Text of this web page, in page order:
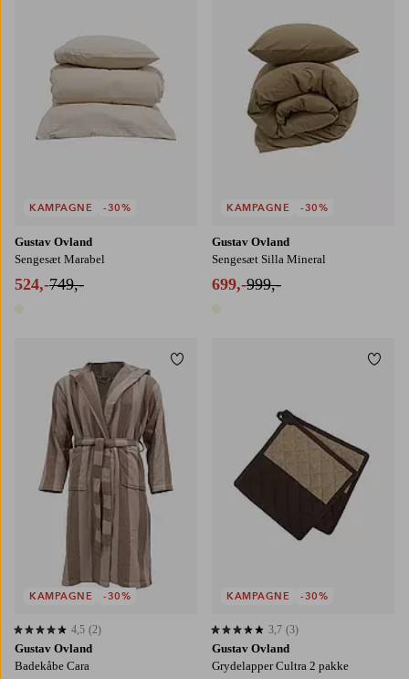
Gustav Ovland
Sengesæt Marabel
524,-749,-
KAMPAGNE -30%
Gustav Ovland
Sengesæt Silla Mineral
699,-999,-
KAMPAGNE -30%
Gustav Ovland
Badekåbe Cara
4,5 baseret på 2 bedømmelser
4,5 (2)
KAMPAGNE -30%
Tilføj til favoritter
L/XL
Gustav Ovland
Grydelapper Cultra 2 pakke
3,7 baseret på 3 bedømmelser
3,7 (3)
KAMPAGNE -30%